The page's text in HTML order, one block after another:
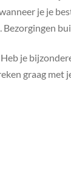
je je
Heb je
graag met